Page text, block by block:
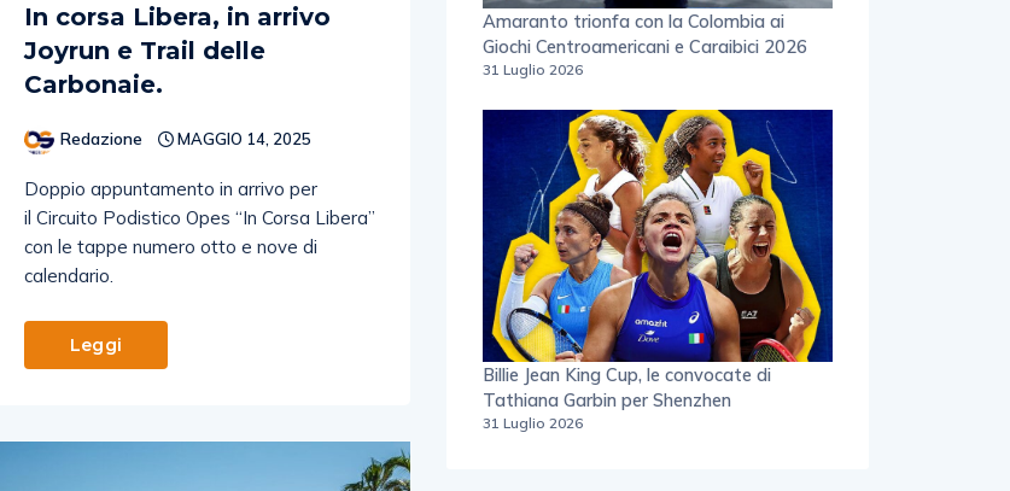
In corsa Libera, in arrivo
Joyrun e Trail delle
Carbonaie.
Redazione MAGGIO 14, 2025
Doppio appuntamento in arrivo per
il Circuito Podistico Opes “In Corsa Libera”
con le tappe numero otto e nove di
calendario.
Leggi
Amaranto trionfa con la Colombia ai
Giochi Centroamericani e Caraibici 2026
31 Luglio 2026
Billie Jean King Cup, le convocate di
Tathiana Garbin per Shenzhen
31 Luglio 2026